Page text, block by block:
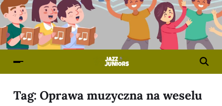
Tag: Oprawa muzyczna na weselu